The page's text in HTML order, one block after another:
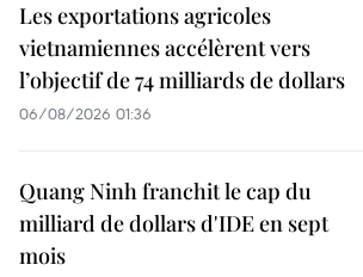
Les exportations agricoles
vietnamiennes accélèrent vers
l’objectif de 74 milliards de dollars
06/08/2026 01:36
Quang Ninh franchit le cap du
milliard de dollars d'IDE en sept
mois